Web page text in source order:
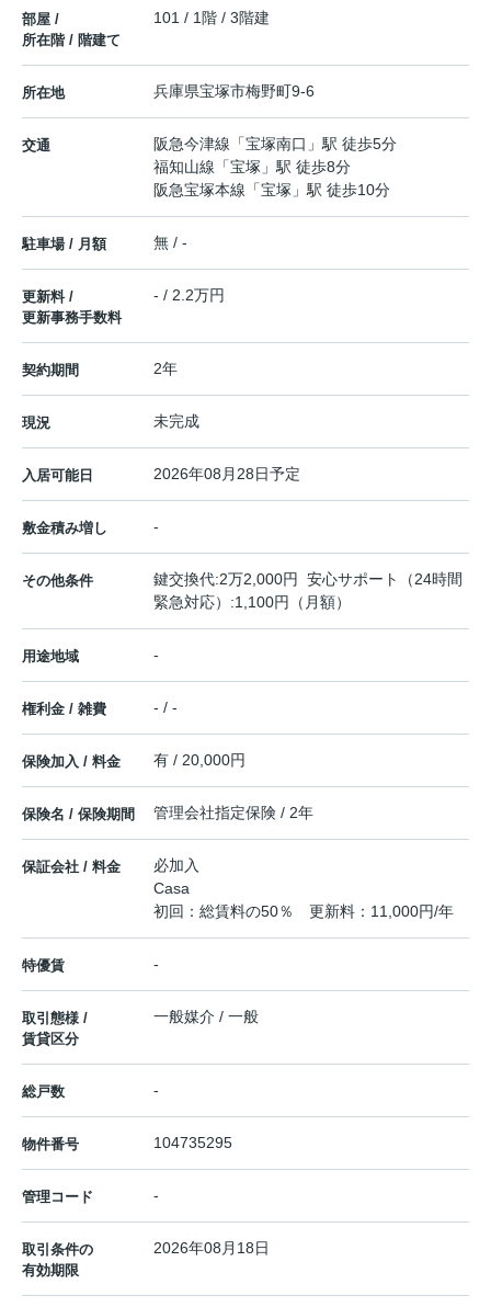
部屋 /
所在階 / 階建て
101 / 1階 / 3階建
所在地 兵庫県宝塚市梅野町9-6
交通 阪急今津線 「宝塚南口 」駅 徒歩5分
福知山線 「宝塚 」駅 徒歩8分
阪急宝塚本線 「宝塚 」駅 徒歩10分
駐車場 / 月額 無 / -
更新料 /
更新事務手数料
- / 2.2万円
契約期間 2年
現況 未完成
入居可能日 2026年08月28日予定
敷金積み増し -
その他条件
鍵交換代:2万2,000円 安心サポート（24時間
緊急対応）:1,100円（月額）
用途地域 -
権利金 / 雑費 - / -
保険加入 / 料金 有 / 20,000円
保険名 / 保険期間 管理会社指定保険 / 2年
保証会社 / 料金
必加入
Casa
初回：総賃料の50％ 更新料：11,000円/年
特優賃 -
取引態様 /
賃貸区分
一般媒介 / 一般
総戸数 -
物件番号 104735295
管理コード -
取引条件の
有効期限
2026年08月18日